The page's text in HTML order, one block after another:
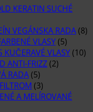
KERATIN SUCHÉ
VEGÁNSKA RADA (8)
VLASY (5)
KUČERAVÉ VLASY (10)
ANTI-FRIZZ (2)
RADA (5)
(3)
A MELÍROVANÉ